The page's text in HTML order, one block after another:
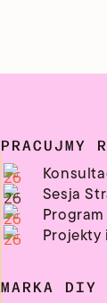
PRACUJMY
Sesja
MARKA DIY